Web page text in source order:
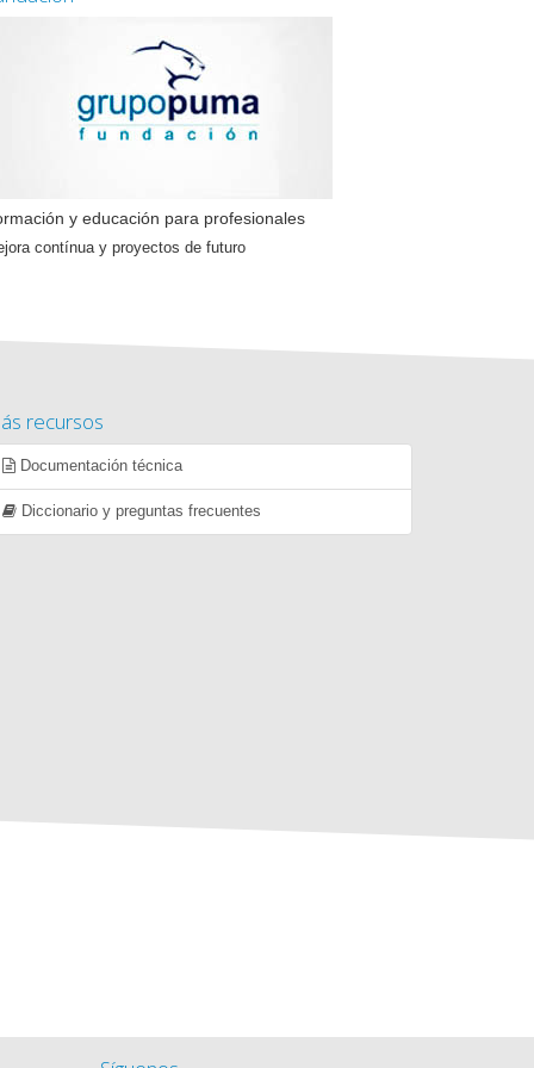
y educación para profesionales
contínua y proyectos de futuro
recursos
Documentación técnica
Diccionario y preguntas frecuentes